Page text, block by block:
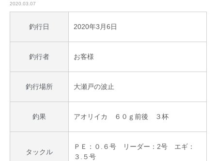
2020.03.07
釣行日 2020年3月6日
釣行者 お客様
釣行場所 大瀬戸の波止
釣果 アオリイカ ６０ｇ前後 ３杯
タックル
ＰＥ：０.６号 リーダー：2号 エギ：
３.５号